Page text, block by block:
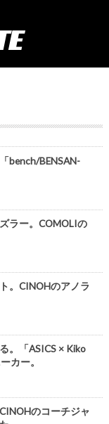
bench/BENSAN-
ラー。COMOLIの
。CINOHのアノラ
。「ASICS × Kiko
カー。
のコーチジャ